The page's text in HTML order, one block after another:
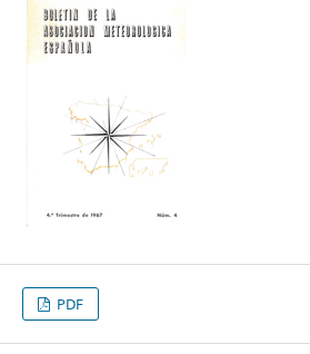
PDF